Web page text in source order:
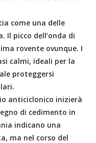
come una delle
Il picco dell’onda di
rovente ovunque. I
calmi, ideali per la
proteggersi
anticiclonico inizierà
di cedimento in
indicano una
ma nel corso del